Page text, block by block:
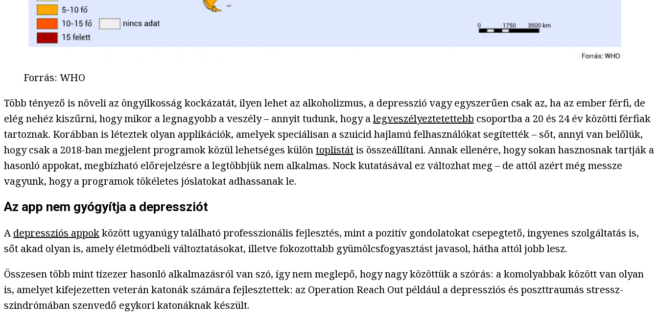
Forrás: WHO
Több tényező is növeli az öngyilkosság kockázatát, ilyen lehet az alkoholizmus, a depresszió vagy egyszerűen csak az, ha az ember férfi, de
elég nehéz kiszűrni, hogy mikor a legnagyobb a veszély – annyit tudunk, hogy alegveszélyeztetettebb csoportba a 20 és 24 év közötti férfiak
tartoznak. Korábban is léteztek olyan applikációk, amelyek speciálisan a szuicid hajlamú felhasználókat segítették – sőt, annyi van belőlük,
hogy csak a 2018-ban megjelent programok közül lehetséges különtoplistátis összeállítani. Annak ellenére, hogy sokan hasznosnak tartják a
hasonló appokat, megbízható előrejelzésre a legtöbbjük nem alkalmas. Nock kutatásával ez változhat meg – de attól azért még messze
vagyunk, hogy a programok tökéletes jóslatokat adhassanak le.
Az app nem gyógyítja a depressziót
Adepressziós appokközött ugyanúgy található professzionális fejlesztés, mint a pozitív gondolatokat csepegtető, ingyenes szolgáltatás is,
sőt akad olyan is, amely életmódbeli változtatásokat, illetve fokozottabb gyümölcsfogyasztást javasol, hátha attól jobb lesz.
Összesen több mint tízezer hasonló alkalmazásról van szó, így nem meglepő, hogy nagy közöttük a szórás: a komolyabbak között van olyan
is, amelyet kifejezetten veterán katonák számára fejlesztettek: az Operation Reach Out például a depressziós és poszttraumás stressz-
szindrómában szenvedő egykori katonáknak készült.